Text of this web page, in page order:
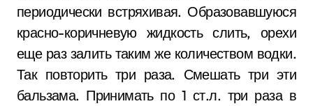
периодически встряхивая. Образовавшуюся
красно-коричневую жидкость слить, орехи
еще раз залить таким же количеством водки.
Так повторить три раза. Смешать три эти
бальзама. Принимать по 1 ст.л. три раза в